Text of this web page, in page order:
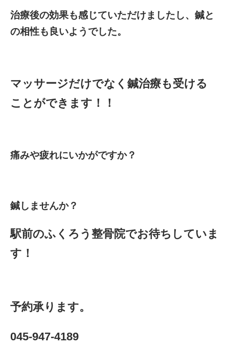
治療後の効果も感じていただけましたし、鍼と
の相性も良いようでした。
マッサージだけでなく鍼治療も受ける
ことができます！！
痛みや疲れにいかがですか？
鍼しませんか？
駅前のふくろう整骨院でお待ちしていま
す！
予約承ります。
045-947-4189